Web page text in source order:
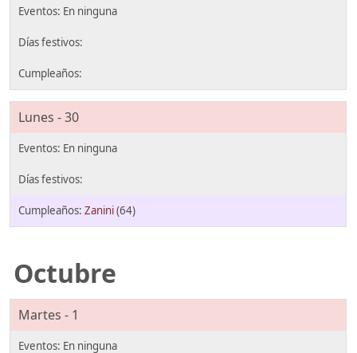
Lunes - 30
Zanini(64)
Octubre
Martes - 1